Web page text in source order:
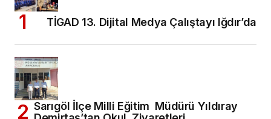
TİGAD 13. Dijital Medya Çalıştayı Iğdır’da
Sarıgöl İlçe Milli Eğitim Müdürü Yıldıray